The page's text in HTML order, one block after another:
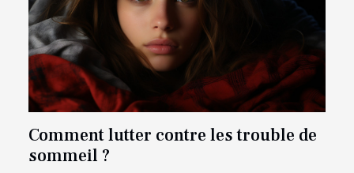
Comment lutter contre les trouble de
sommeil ?